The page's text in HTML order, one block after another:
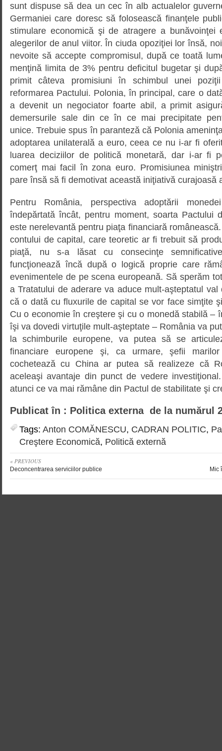
sunt dispuse să dea un cec în alb actualelor
Germaniei care doresc să folosească finanţele
stimulare economică şi de atragere a bunăvoinţei
alegerilor de anul viitor. În ciuda opoziţiei lor însă,
nevoite să accepte compromisul, după ce toată
menţină limita de 3% pentru deficitul bugetar şi
primit câteva promisiuni în schimbul unei
reformarea Pactului. Polonia, în principal, care o
a devenit un negociator foarte abil, a primit
demersurile sale din ce în ce mai precipitate
unice. Trebuie spus în paranteză că Polonia
adoptarea unilaterală a euro, ceea ce nu i-ar fi
luarea deciziilor de politică monetară, dar i-ar fi
comerţ mai facil în zona euro. Promisiunea
pare însă să fi demotivat această iniţiativă curajoasă
Pentru România, perspectiva adoptării
îndepărtată încât, pentru moment, soarta Pactului
este nerelevantă pentru piaţa financiară
contului de capital, care teoretic ar fi trebuit să
piaţă, nu s-a lăsat cu consecinţe
funcţionează încă după o logică proprie care
evenimentele de pe scena europeană. Să sperăm
a Tratatului de aderare va aduce mult-aşteptatul
că o dată cu fluxurile de capital se vor face simţite
Cu o economie în creştere şi cu o monedă stabilă –
îşi va dovedi virtuţile mult-aşteptate – România va
la schimburile europene, va putea să se
financiare europene şi, ca urmare, şefii
cochetează cu China ar putea să realizeze că
aceleaşi avantaje din punct de vedere
atunci ce va mai rămâne din Pactul de stabilitate şi
Publicat în : Politica externa de la numărul
Tags: Anton COMĂNESCU, CADRAN POLITIC,
Creştere Economică, Politică externă
« PREVIOUS
Deconcentrarea serviciilor publice Mic